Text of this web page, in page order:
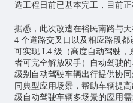
造工程日前已基本完工，目前正
据悉，此次改造在裕民南路与
4 个道路交叉口以及相应路段都
可实现 L4 级（高度自动驾驶，
者可完全解放双手）自动驾驶的
级别自动驾驶车辆出行提供协
同典型应用场景，帮助车辆提
级自动驾驶车辆多场景的应用需